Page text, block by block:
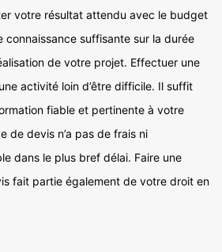
votre résultat attendu avec le budget
connaissance suffisante sur la durée
de votre projet. Effectuer une
activité loin d’être difficile. Il suffit
fiable et pertinente à votre
de devis n’a pas de frais ni
dans le plus bref délai. Faire une
fait partie également de votre droit en